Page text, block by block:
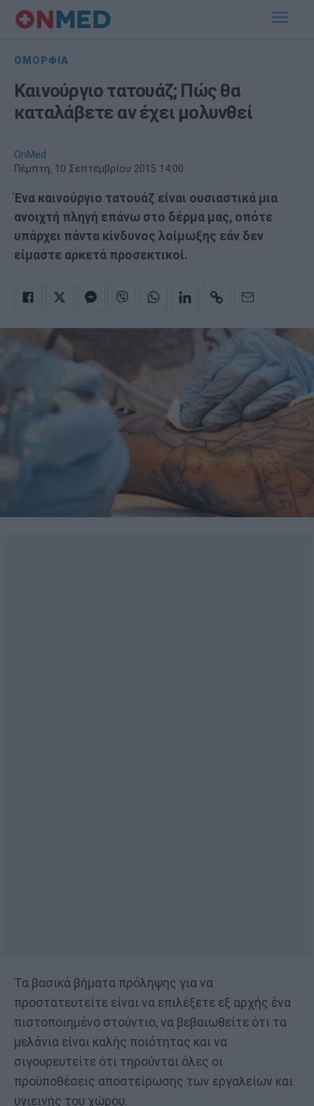
ΟΜΟΡΦΙΑ
Καινούργιο τατουάζ; Πώς θα
καταλάβετε αν έχει μολυνθεί
OnMed
Πέμπτη, 10 Σεπτεμβρίου 2015 14:00
Ένα καινούργιο τατουάζ είναι ουσιαστικά μια
ανοιχτή πληγή επάνω στο δέρμα μας, οπότε
υπάρχει πάντα κίνδυνος λοίμωξης εάν δεν
είμαστε αρκετά προσεκτικοί.
Τα βασικά βήματα πρόληψης για να
προστατευτείτε είναι να επιλέξετε εξ αρχής ένα
πιστοποιημένο στούντιο, να βεβαιωθείτε ότι τα
μελάνια είναι καλής ποιότητας και να
σιγουρευτείτε ότι τηρούνται όλες οι
προϋποθέσεις αποστείρωσης των εργαλείων και
υγιεινής του χώρου.